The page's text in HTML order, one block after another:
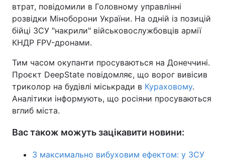
втрат, повідомили в Головному управлінні
розвідки Міноборони України. На одній із позицій
бійці ЗСУ "накрили" військовослужбовців армії
КНДР FPV-дронами.
Тим часом окупанти просуваються на Донеччині.
Проєкт DeepState повідомляє, що ворог вивісив
триколор на будівлі міськради в Кураховому.
Аналітики інформують, що росіяни просуваються
вглиб міста.
Вас також можуть зацікавити новини:
З максимально вибуховим ефектом: у ЗСУ